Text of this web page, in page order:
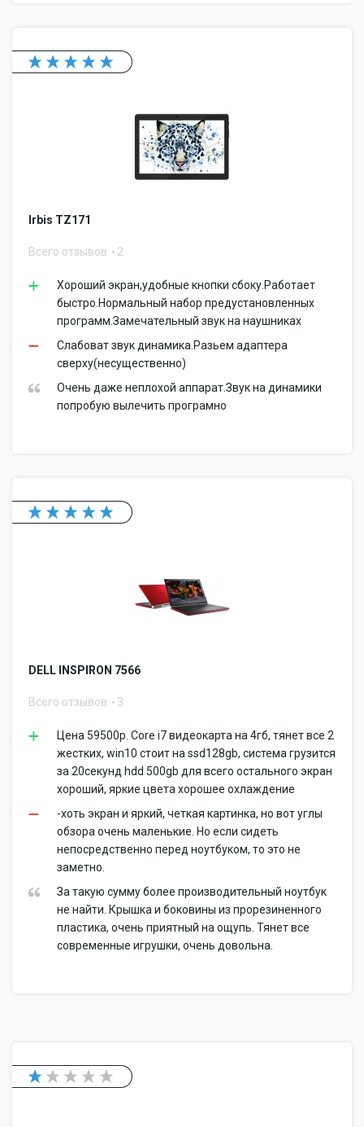
Irbis TZ171
Всего отзывов 2
Хороший экран,удобные кнопки сбоку.Работает
быстро.Нормальный набор предустановленных
программ.Замечательный звук на наушниках
Слабоват звук динамика.Разьем адаптера
сверху(несущественно)
Очень даже неплохой аппарат.Звук на динамики
попробую вылечить програмно
DELL INSPIRON 7566
Всего отзывов 3
Цена 59500р. Core i7 видеокарта на 4гб, тянет все 2
жестких, win10 стоит на ssd128gb, система грузится
за 20секунд hdd 500gb для всего остального экран
хороший, яркие цвета хорошее охлаждение
-хоть экран и яркий, четкая картинка, но вот углы
обзора очень маленькие. Но если сидеть
непосредственно перед ноутбуком, то это не
заметно.
За такую сумму более производительный ноутбук
не найти. Крышка и боковины из прорезиненного
пластика, очень приятный на ощупь. Тянет все
современные игрушки, очень довольна.